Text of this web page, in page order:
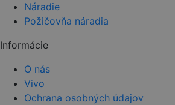
Náradie
Požičovňa náradia
Informácie
O nás
Vivo
Ochrana osobných údajov